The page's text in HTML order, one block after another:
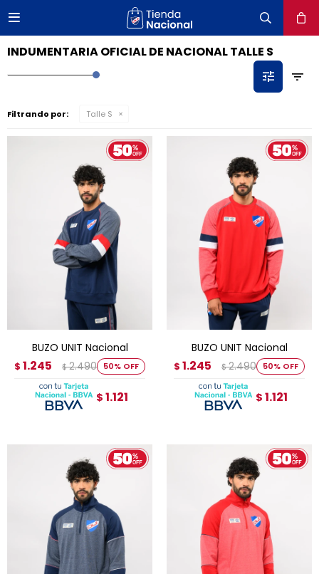

INDUMENTARIA OFICIAL DE NACIONAL TALLE S
Filtrando por: Talle S
BUZO UNIT Nacional
$ 1.245 $ 2.490 50
$ 1.121
BUZO UNIT Nacional
$ 1.245 $ 2.490 50
$ 1.121
close